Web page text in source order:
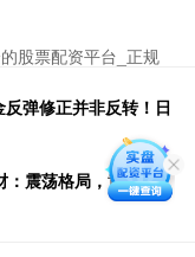
股票配资平台_正规
弹修正并非反转！日
：震荡格局，黄金还